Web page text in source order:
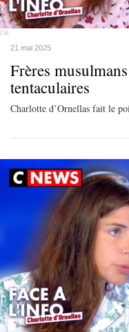
DR
21 mai 2025
Frères
tentaculaires
Charlotte d’Ornellas fait le